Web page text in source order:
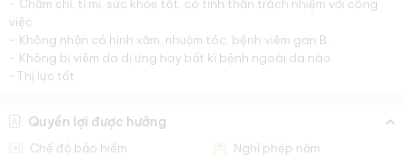
- Chăm chỉ, tỉ mỉ, sức khỏe tốt, có tinh thần trách nhiệm với công
việc
- Không nhận có hình xăm, nhuộm tóc, bệnh viêm gan B.
- Không bị viêm da dị ứng hay bất kì bệnh ngoài da nào
-Thị lực tốt
Quyền lợi được hưởng
Chế độ bảo hiểm
Nghỉ phép năm